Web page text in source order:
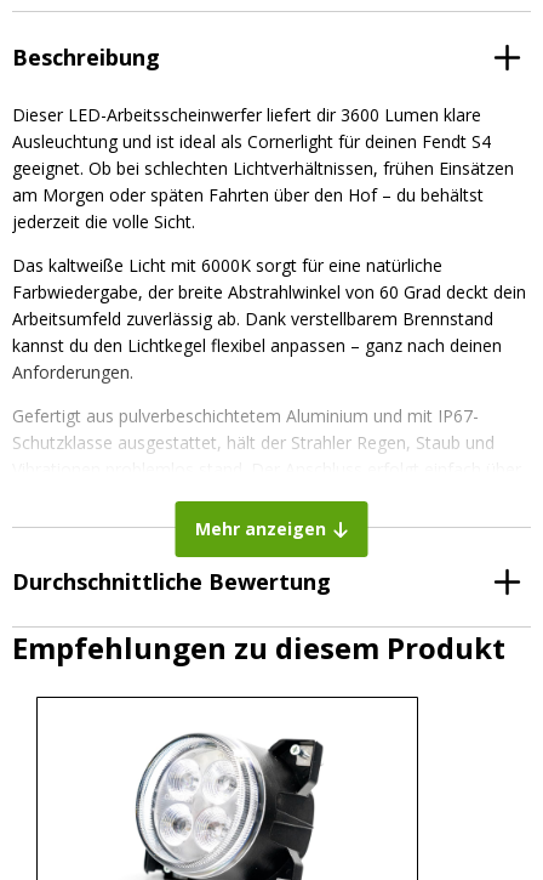
Beschreibung
Dieser LED-Arbeitsscheinwerfer liefert dir 3600 Lumen klare
Ausleuchtung und ist ideal als Cornerlight für deinen Fendt S4
geeignet. Ob bei schlechten Lichtverhältnissen, frühen Einsätzen
am Morgen oder späten Fahrten über den Hof – du behältst
jederzeit die volle Sicht.
Das kaltweiße Licht mit 6000K sorgt für eine natürliche
Farbwiedergabe, der breite Abstrahlwinkel von 60 Grad deckt dein
Arbeitsumfeld zuverlässig ab. Dank verstellbarem Brennstand
kannst du den Lichtkegel flexibel anpassen – ganz nach deinen
Anforderungen.
Gefertigt aus pulverbeschichtetem Aluminium und mit IP67-
Schutzklasse ausgestattet, hält der Strahler Regen, Staub und
einen H9-Stecker, die EMV-Entstörung nach CISPR Klasse 4 sorgt
für störungsfreien Betrieb.
Hinweis für neuere Fendt-Modelle (z. B. Gen 6 oder Fendt
ONE):Hier kann es zu einer Fehlermeldung im Boardcomputer
Besonderheiten:
Du suchsten den Scheinwerfer mit einer zusätzlichen
Adapterplatte für deinen Mähdrescher, dann schau
Kontaktiere uns – wir helfen Dir schnell weiter.
Oder wirf einen Blick in unserenLED-Guide
Mehr anzeigen
Durchschnittliche Bewertung
Empfehlungen zu diesem Produkt